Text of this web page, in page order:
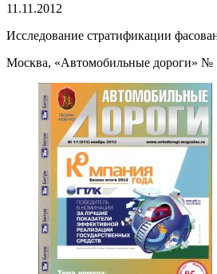
11.11.2012
Исследование стратификации
Москва, «Автомобильные дороги» №